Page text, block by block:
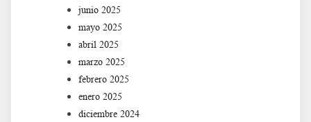
junio 2025
mayo 2025
abril 2025
marzo 2025
febrero 2025
enero 2025
diciembre 2024